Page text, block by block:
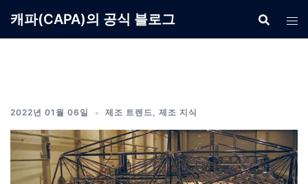
캐파(CAPA)의 공식 블로그
2022년 01월 06일 제조 트렌드, 제조 지식